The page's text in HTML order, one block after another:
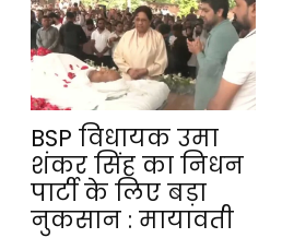
BSP विधायक उमा
शंकर सिंह का निधन
पार्टी के लिए बड़ा
नुकसान : मायावती